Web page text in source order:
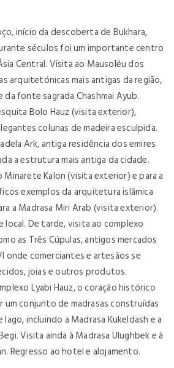
início da descoberta de Bukhara,
séculos foi um importante centro
Central. Visita ao Mausoléu dos
arquitetónicas mais antigas da região,
fonte sagrada Chashmai Ayub.
Bolo Hauz (visita exterior),
colunas de madeira esculpida.
Ark, antiga residência dos emires
a estrutura mais antiga da cidade.
Kalon (visita exterior) e para a
exemplos da arquitetura islâmica
a Madrasa Miri Arab (visita exterior).
De tarde, visita ao complexo
as Três Cúpulas, antigos mercados
onde comerciantes e artesãos se
joias e outros produtos.
Lyabi Hauz, o coração histórico
conjunto de madrasas construídas
incluindo a Madrasa Kukeldash e a
Visita ainda à Madrasa Ulughbek e à
Regresso ao hotel e alojamento.